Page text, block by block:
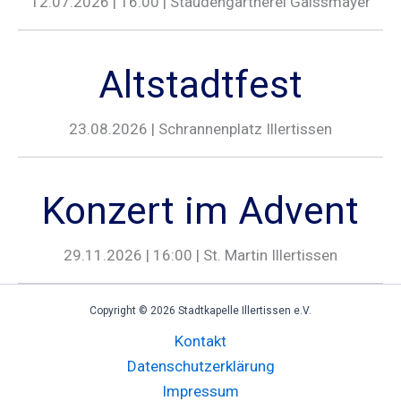
Altstadtfest
23.08.2026 | Schrannenplatz Illertissen
Konzert im Advent
29.11.2026 | 16:00 | St. Martin Illertissen
Copyright © 2026 Stadtkapelle Illertissen e.V.
Kontakt
Datenschutzerklärung
Impressum